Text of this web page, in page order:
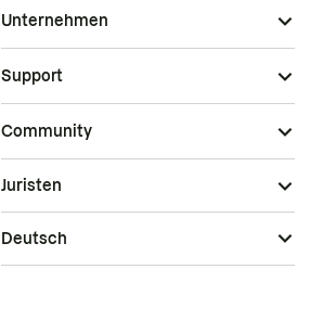
Unternehmen
Support
Community
Juristen
Deutsch